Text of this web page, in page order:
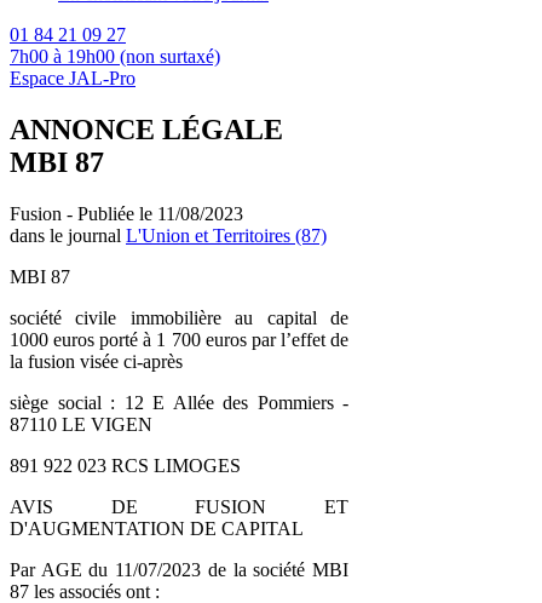
01 84 21 09 27
7h00 à 19h00 (non surtaxé)
Espace JAL-Pro
ANNONCE LÉGALE
MBI 87
Fusion - Publiée le 11/08/2023
dans le journal L'Union et Territoires (87)
MBI 87
société civile immobilière au capital de
1000 euros porté à 1 700 euros par l’effet de
la fusion visée ci-après
siège social : 12 E Allée des Pommiers -
87110 LE VIGEN
891 922 023 RCS LIMOGES
AVIS DE FUSION ET
D'AUGMENTATION DE CAPITAL
Par AGE du 11/07/2023 de la société MBI
87 les associés ont :